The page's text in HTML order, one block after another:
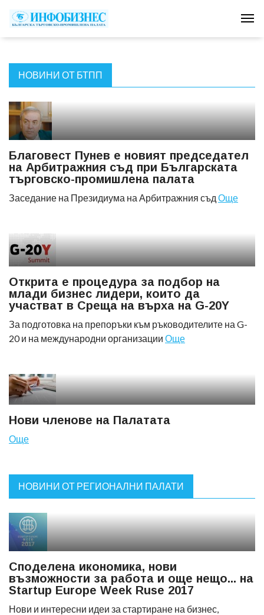
НОВИНИ ОТ БТПП
Благовест Пунев е новият председател
на Арбитражния съд при Българската
търговско-промишлена палата
Заседание на Президиума на Арбитражния съд Още
Открита е процедура за подбор на
млади бизнес лидери, които да
участват в Среща на върха на G-20Y
За подготовка на препоръки към ръководителите на G-
20 и на международни организации Още
Нови членове на Палатата
Още
НОВИНИ ОТ РЕГИОНАЛНИ ПАЛАТИ
Споделена икономика, нови
възможности за работа и още нещо... на
Startup Europe Week Ruse 2017
Нови и интересни идеи за стартиране на бизнес,